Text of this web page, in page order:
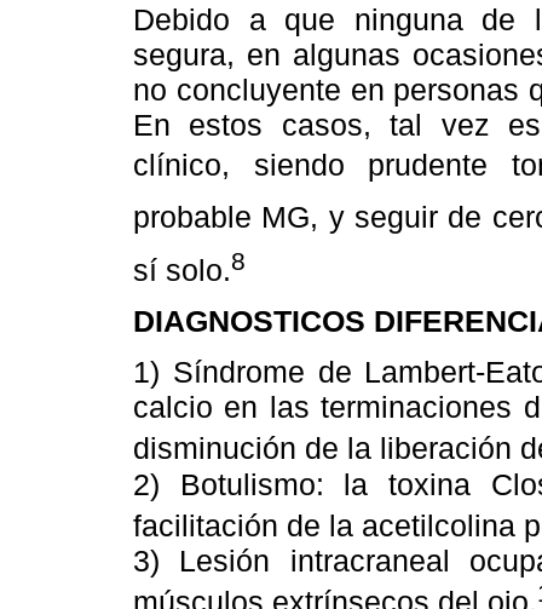
Debido a que ninguna de
segura, en algunas
no concluyente en personas
En estos casos, tal vez
clínico, siendo prudente
probable MG, y seguir de
sí solo.8
DIAGNOSTICOS
1) Síndrome de Lambert-
calcio en las terminaciones
disminución de la liberación
2) Botulismo: la toxina
facilitación de la acetilcolina
3) Lesión intracraneal
músculos extrínsecos del ojo.